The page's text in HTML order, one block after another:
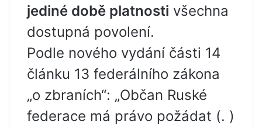
jediné době platnosti všechna
dostupná povolení.
Podle nového vydání části 14
článku 13 federálního zákona
„o zbraních“: „Občan Ruské
federace má právo požádat (. )